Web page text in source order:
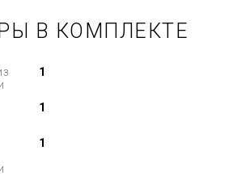
В КОМПЛЕКТЕ
1
1
1